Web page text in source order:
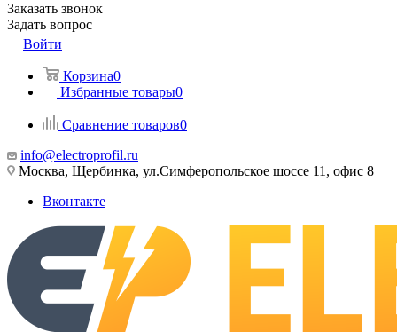
Заказать звонок
Задать вопрос
Войти
Корзина0
Избранные товары0
Сравнение товаров0
info@electroprofil.ru
Москва, Щербинка, ул.Симферопольское шоссе 11, офис 8
Вконтакте